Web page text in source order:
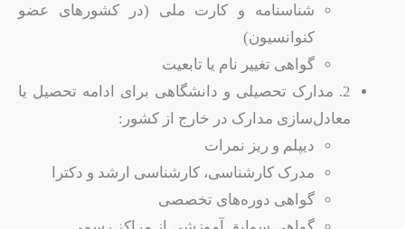
شناسنامه و کارت ملی (در کشورهای عضو
کنوانسیون)
گواهی تغییر نام یا تابعیت
2. مدارک تحصیلی و دانشگاهی برای ادامه تحصیل یا
معادل‌سازی مدارک در خارج از کشور:
دیپلم و ریز نمرات
مدرک کارشناسی، کارشناسی ارشد و دکترا
گواهی دوره‌های تخصصی